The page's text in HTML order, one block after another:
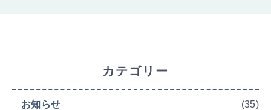
カテゴリー
お知らせ (35)